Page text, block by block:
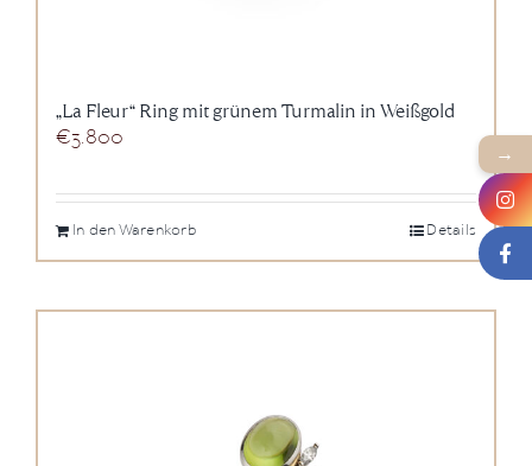
„La Fleur“ Ring mit grünem Turmalin in Weißgold
€3.800
In den Warenkorb Details
→